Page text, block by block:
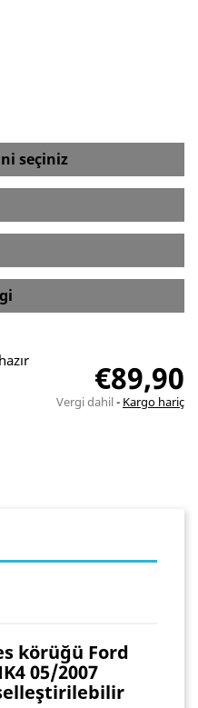
seçiniz
€89,90
Vergi dahil Kargo hariç
körüğü Ford
05/2007